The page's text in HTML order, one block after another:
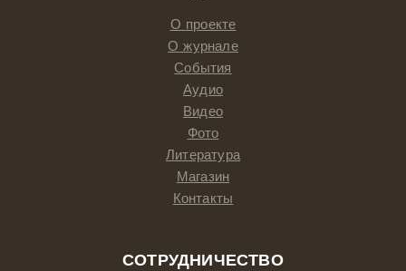
О проекте
О журнале
События
Аудио
Видео
Фото
Литература
Магазин
Контакты
СОТРУДНИЧЕСТВО